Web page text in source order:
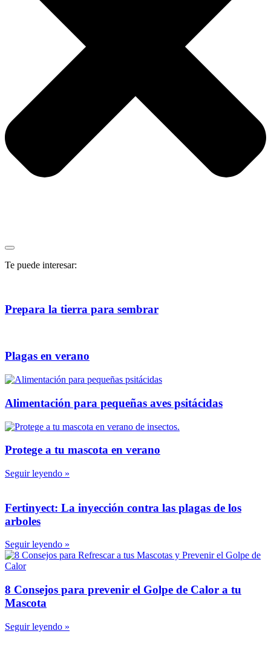
Te puede interesar:
Prepara la tierra para sembrar
Plagas en verano
Alimentación para pequeñas aves psitácidas
Protege a tu mascota en verano
Seguir leyendo »
Fertinyect: La inyección contra las plagas de los
arboles
Seguir leyendo »
8 Consejos para prevenir el Golpe de Calor a tu
Mascota
Seguir leyendo »